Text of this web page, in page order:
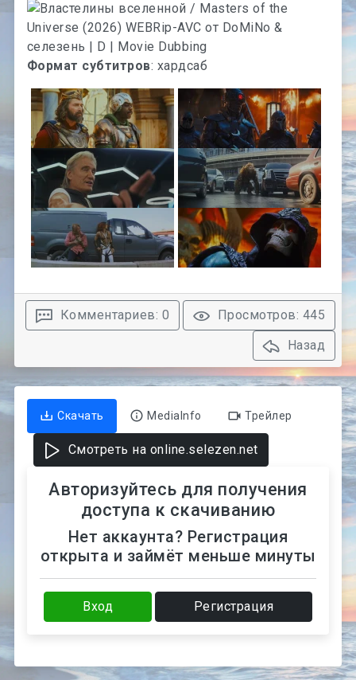
Формат субтитров: хардсаб
Комментариев: 0
Просмотров: 445
Назад
Скачать MediaInfo Трейлер
Смотреть на online.selezen.net
Авторизуйтесь для получения
доступа к скачиванию
Нет аккаунта? Регистрация
открыта и займёт меньше минуты
Вход Регистрация